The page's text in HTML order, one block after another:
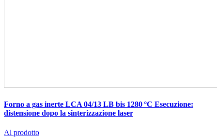
Forno a gas inerte LCA 04/13 LB bis 1280 °C Esecuzione:
distensione dopo la sinterizzazione laser
Al prodotto